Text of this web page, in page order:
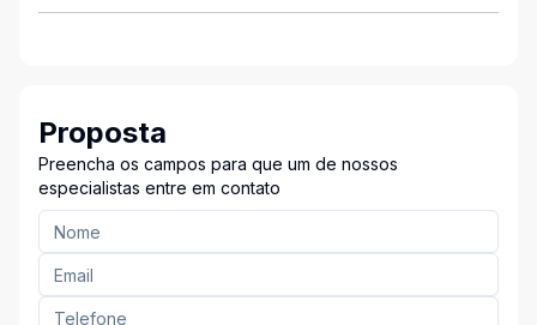
Proposta
Preencha os campos para que um de nossos
especialistas entre em contato